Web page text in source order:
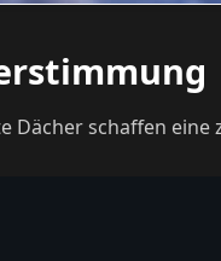
Dächer schaffen